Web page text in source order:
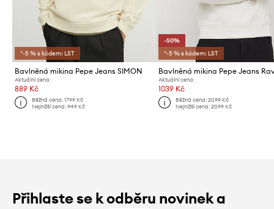
*-5 % s kódem: LST
Bavlněná mikina Pepe Jeans SIMON
Aktuální cena:
889 Kč
Běžná cena:1799 Kč
Nejnižší cena:949 Kč
-50%
*-5 % s kódem: LST
Bavlněná mikina Pepe Jeans
Aktuální cena:
1039 Kč
Běžná cena: 2099 Kč
Nejnižší cena: 2099 Kč
Přihlaste se k odběru novinek a